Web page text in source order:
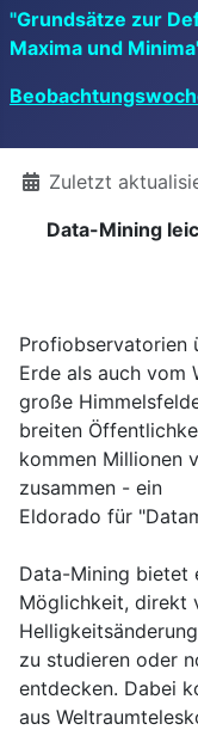
"Grundsätze zur
Maxima und
DetailsZuletzt
Data-Mining
Profiobservatorien
Erde als auch vom
große
breiten
kommen Millionen
zusammen - ein
Eldorado für
Data-Mining bietet
Möglichkeit, direkt
zu studieren oder
entdecken. Dabei
aus